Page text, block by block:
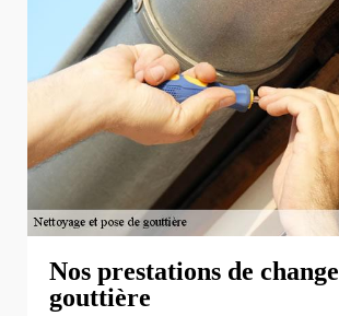
Nos prestations de
gouttière